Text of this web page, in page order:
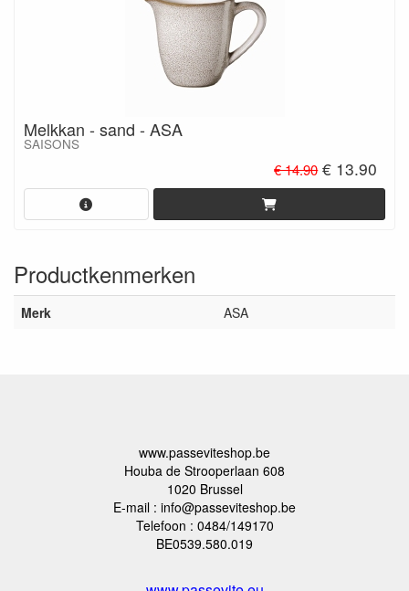
Melkkan - sand - ASA
SAISONS
€ 14.90€ 13.90
Productkenmerken
Merk ASA
www.passeviteshop.be
Houba de Strooperlaan 608
1020 Brussel
E-mail : info@passeviteshop.be
Telefoon : 0484/149170
BE0539.580.019